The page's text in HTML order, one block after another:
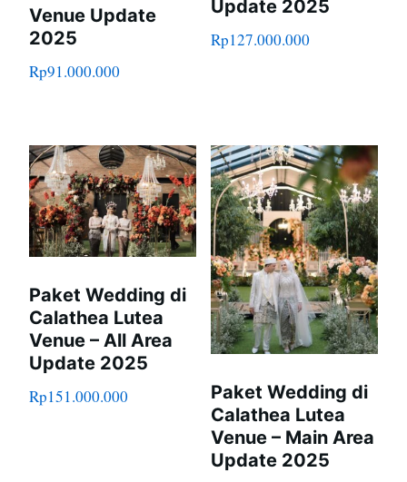
Venue Update
2025
Rp91.000.000
Update 2025
Rp127.000.000
Paket Wedding di
Calathea Lutea
Venue – All Area
Update 2025
Rp151.000.000
Paket Wedding di
Calathea Lutea
Venue – Main Area
Update 2025